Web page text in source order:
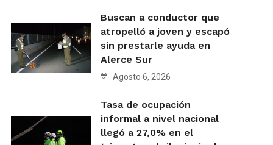
Buscan a conductor que
atropelló a joven y escapó
sin prestarle ayuda en
Alerce Sur
Agosto 6, 2026
Tasa de ocupación
informal a nivel nacional
llegó a 27,0% en el